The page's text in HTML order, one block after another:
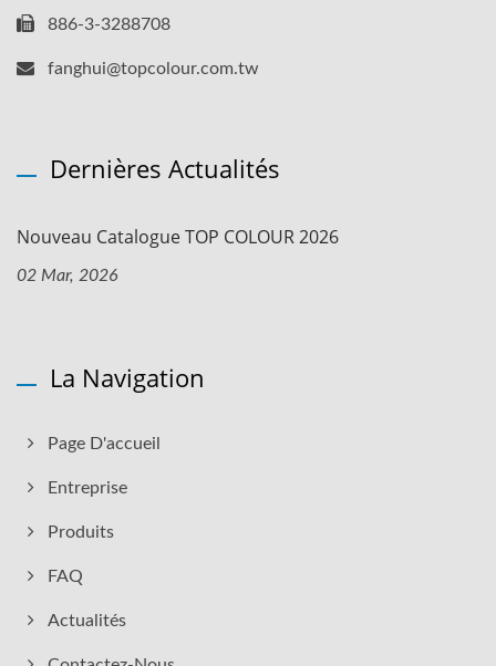
886-3-3288708
fanghui@topcolour.com.tw
Dernières Actualités
Nouveau Catalogue TOP COLOUR 2026
02 Mar, 2026
La Navigation
Page D'accueil
Entreprise
Produits
FAQ
Actualités